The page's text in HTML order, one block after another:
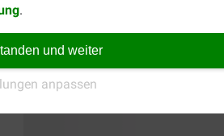
.
und weiter
anpassen